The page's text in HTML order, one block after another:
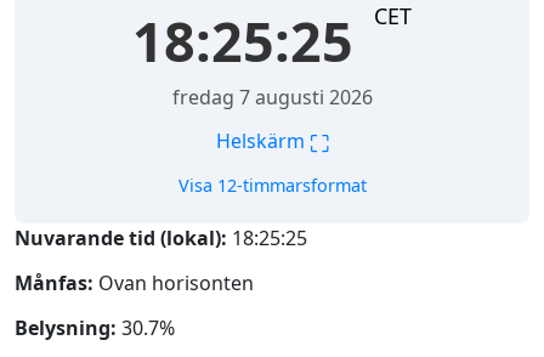
18:25:26 CET
fredag 7 augusti 2026
Helskärm ⛶
Visa 12-timmarsformat
Nuvarande tid (lokal): 18:25:26
Månfas: Ovan horisonten
Belysning: 30.7%